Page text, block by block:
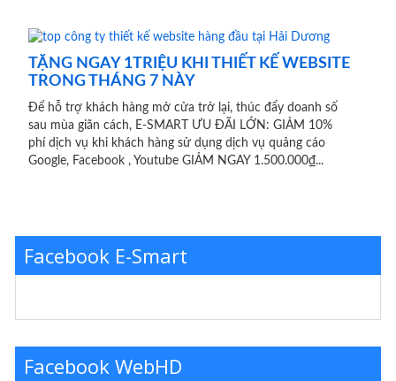
TẶNG NGAY 1TRIỆU KHI THIẾT KẾ WEBSITE
TRONG THÁNG 7 NÀY
Để hỗ trợ khách hàng mở cửa trở lại, thúc đẩy doanh số
sau mùa giãn cách, E-SMART ƯU ĐÃI LỚN: GIẢM 10%
phí dịch vụ khi khách hàng sử dụng dịch vụ quảng cáo
Google, Facebook , Youtube GIẢM NGAY 1.500.000₫...
Facebook E-Smart
Facebook WebHD